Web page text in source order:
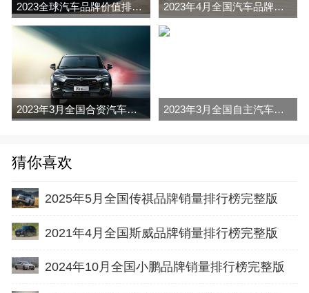
2023全球汽车品牌价值排行榜（Brand Finance 2023年4月全国汽车品牌销量排行榜完整版
2023年3月全国合资汽车品牌销量排行榜完整版 2023年3月全国自主汽车品牌销量排行榜完整版
猜你喜欢
2025年5月全国传祺品牌销量排行榜完整版
2021年4月全国斯威品牌销量排行榜完整版
2024年10月全国小鹏品牌销量排行榜完整版